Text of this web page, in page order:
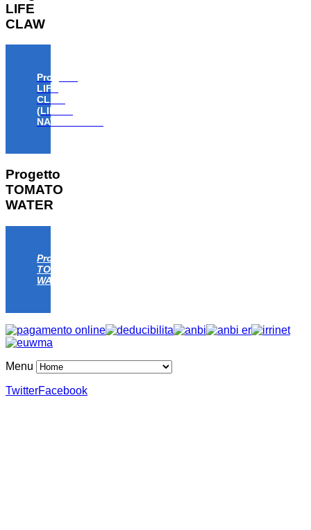
LIFE
CLAW
Progetto
LIFE
CLAW
(LIFE18
NAT/IT/000806)
Progetto
TOMATO
WATER
Progetto
TOMATO
WATER
Menu
TwitterFacebook